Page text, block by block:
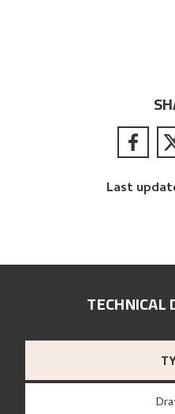
Last
TECHNICAL